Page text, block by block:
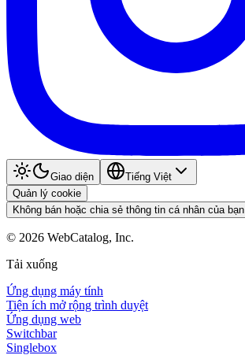
Giao diện
Tiếng Việt
Quản lý cookie
Không bán hoặc chia sẻ thông tin cá nhân của bạn
© 2026 WebCatalog, Inc.
Tải xuống
Ứng dụng máy tính
Tiện ích mở rộng trình duyệt
Ứng dụng web
Switchbar
Singlebox